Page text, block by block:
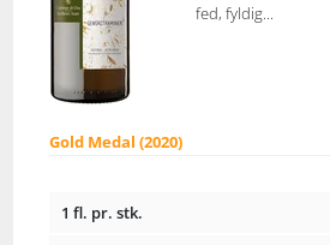
fed, fyldig...
Gold Medal (2020)
1 fl. pr. stk.